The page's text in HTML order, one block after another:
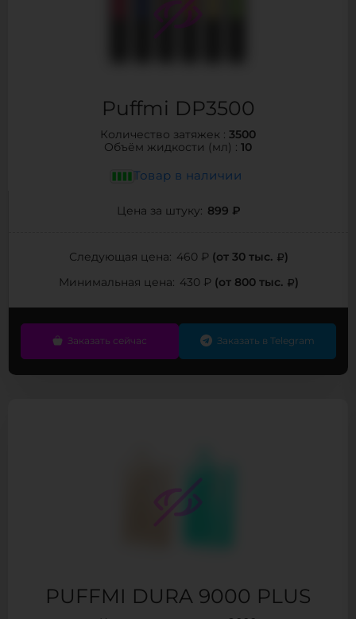
Puffmi DP3500
Количество затяжек : 3500
Объём жидкости (мл) : 10
Товар в наличии
Цена за штуку: 899 ₽
Следующая цена: 460 ₽ (от 30 тыс. )
Минимальная цена: 430 ₽ (от 800 тыс. )
Заказать сейчас Заказать в Telegram
PUFFMI DURA 9000 PLUS